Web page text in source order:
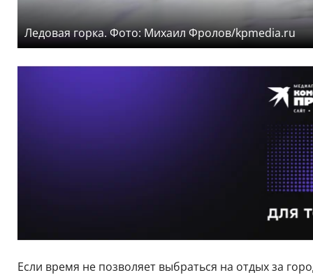
Ледовая горка. Фото: Михаил Фролов/kpmedia.ru
Если время не позволяет выбраться на отдых за